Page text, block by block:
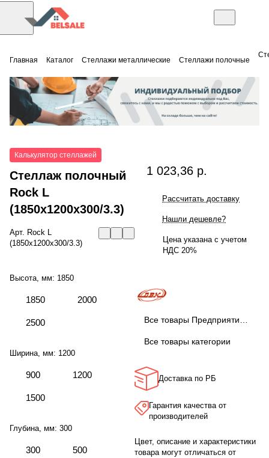
Главная Каталог Стеллажи металлические Стеллажи полочные
Калькулятор стеллажей
Стеллаж полочный
Rock L
(1850x1200x300/3.3)
Арт. Rock L
(1850x1200x300/3.3)
Высота, мм: 1850
1850 2000
2500
Ширина, мм: 1200
900 1200
1500
Глубина, мм: 300
300 500
1 023,36 р.
Рассчитать доставку
Нашли дешевле?
Цена указана с учетом
НДС 20%
Все товары Предприятие ДВК
Все товары категории
Доставка по РБ
Гарантия качества от
производителей
Цвет, описание и характеристики
товара могут отличаться от